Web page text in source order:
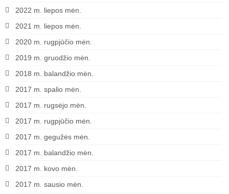
2022 m. liepos mėn.
2021 m. liepos mėn.
2020 m. rugpjūčio mėn.
2019 m. gruodžio mėn.
2018 m. balandžio mėn.
2017 m. spalio mėn.
2017 m. rugsėjo mėn.
2017 m. rugpjūčio mėn.
2017 m. gegužės mėn.
2017 m. balandžio mėn.
2017 m. kovo mėn.
2017 m. sausio mėn.